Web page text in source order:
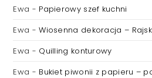
Ewa - Papierowy szef kuchni
Ewa -Wiosenna dekoracja –
Ewa - Quilling konturowy
Ewa - Bukiet piwonii z papieru –